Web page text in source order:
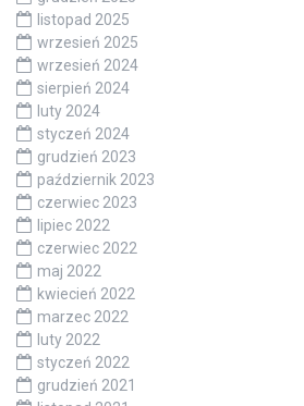
listopad 2025
wrzesień 2025
wrzesień 2024
sierpień 2024
luty 2024
styczeń 2024
grudzień 2023
październik 2023
czerwiec 2023
lipiec 2022
czerwiec 2022
maj 2022
kwiecień 2022
marzec 2022
luty 2022
styczeń 2022
grudzień 2021